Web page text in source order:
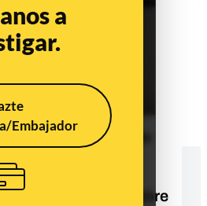
a
Embajador
falsas del vídeo de
negacionista
verdad España’, sobre